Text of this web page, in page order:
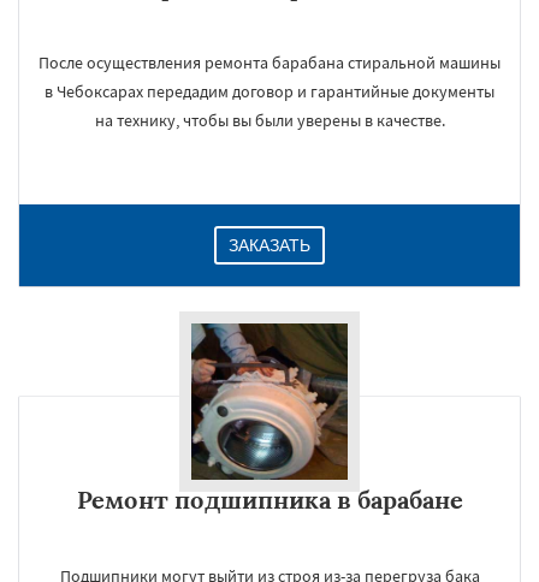
После осуществления ремонта барабана стиральной машины
в Чебоксарах передадим договор и гарантийные документы
на технику, чтобы вы были уверены в качестве.
ЗАКАЗАТЬ
Ремонт подшипника в барабане
Подшипники могут выйти из строя из-за перегруза бака